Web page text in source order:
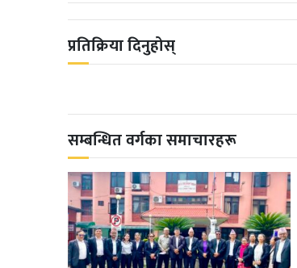
प्रतिक्रिया दिनुहोस्
सम्बन्धित वर्गका समाचारहरू